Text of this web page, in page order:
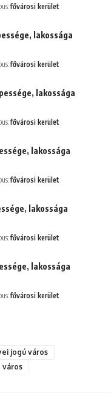
fővárosi kerület
lakossága
fővárosi kerület
lakossága
fővárosi kerület
lakossága
fővárosi kerület
lakossága
fővárosi kerület
lakossága
fővárosi kerület
jogú város
város